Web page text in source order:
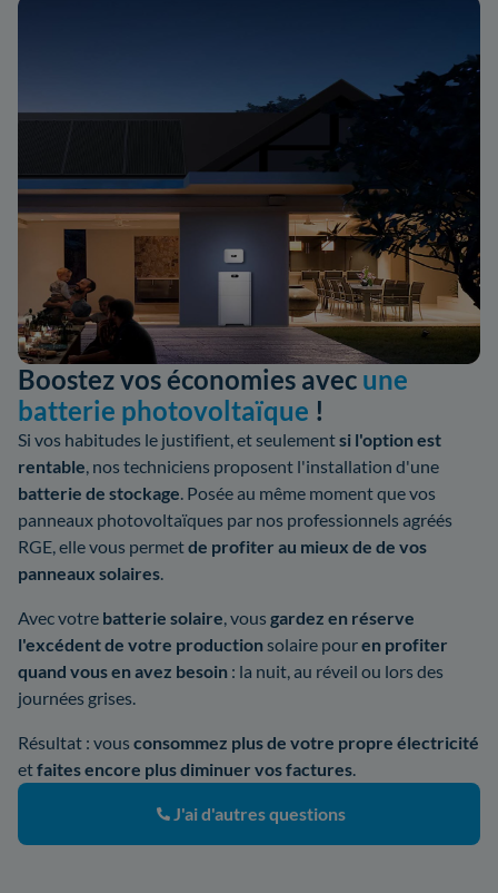
Boostez vos économies avec une
batterie photovoltaïque !
Si vos habitudes le justifient, et seulementsi l'option est
rentable, nos techniciens proposent l'installation d'une
batterie de stockage. Posée au même moment que vos
panneaux photovoltaïques par nos professionnels agréés
RGE, elle vous permetde profiter au mieux de de vos
panneaux solaires.
Avec votre batterie solaire, vous gardez en réserve
l'excédent de votre production solaire pouren profiter
quand vous en avez besoin : la nuit, au réveil ou lors des
journées grises.
Résultat : vous consommez plus de votre propre électricité
etfaites encore plus diminuer vos factures.
J'ai d'autres questions